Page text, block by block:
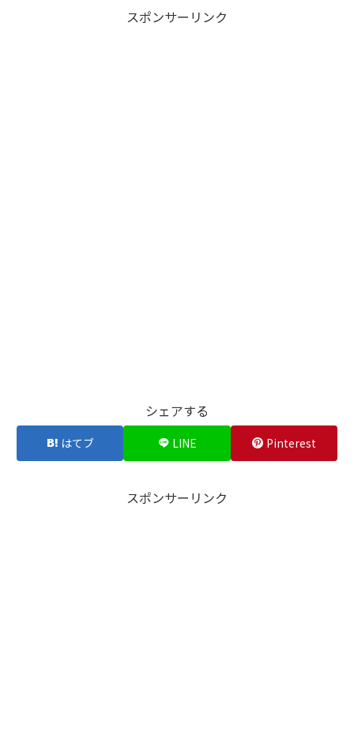
スポンサーリンク
シェアする
はてブ LINE Pinterest
スポンサーリンク